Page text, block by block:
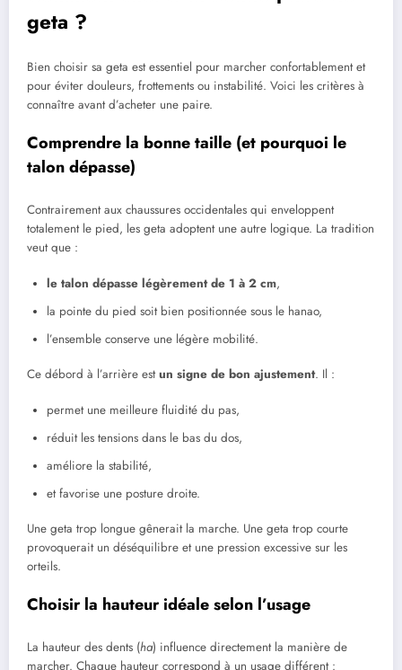
geta ?
Bien choisir sa geta est essentiel pour marcher confortablement et
pour éviter douleurs, frottements ou instabilité. Voici les critères à
connaître avant d’acheter une paire.
Comprendre la bonne taille (et pourquoi le
talon dépasse)
Contrairement aux chaussures occidentales qui enveloppent
totalement le pied, les geta adoptent une autre logique. La tradition
veut que :
le talon dépasse légèrement de 1 à 2 cm,
la pointe du pied soit bien positionnée sous le hanao,
l’ensemble conserve une légère mobilité.
Ce débord à l’arrière estun signe de bon ajustement. Il :
permet une meilleure fluidité du pas,
réduit les tensions dans le bas du dos,
améliore la stabilité,
et favorise une posture droite.
Une geta trop longue gênerait la marche. Une geta trop courte
provoquerait un déséquilibre et une pression excessive sur les
orteils.
Choisir la hauteur idéale selon l’usage
La hauteur des dents (ha) influence directement la manière de
marcher. Chaque hauteur correspond à un usage différent :